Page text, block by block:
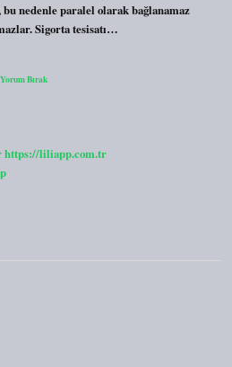
nedenle paralel olarak bağlanamaz
Sigorta tesisatı…
Yorum Bırak
https://liliapp.com.tr